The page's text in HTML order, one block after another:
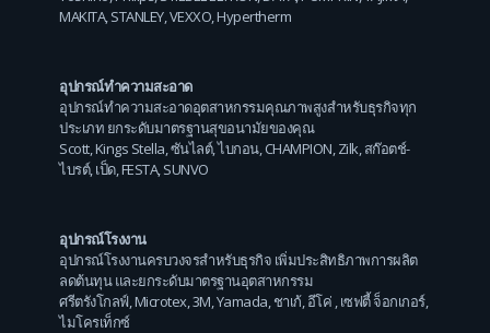
MAKITA,STANLEY,VEXXO,Hypertherm
อุปกรณ์ทำความสะอาด
อุปกรณ์ทำความสะอาดอุตสาหกรรมคุณภาพสูงสำหรับธุรกิจทุก
ประเภท ยกระดับมาตรฐานสุขอนามัยของคุณ
Scott,Kings Stella,ซันไลต์,ไบกอน,CHAMPION,Zilk,สก๊อตช์-
ไบรต์,เป็ด,FESTA,SUNVO
อุปกรณ์โรงงาน
อุปกรณ์โรงงานครบวงจรสำหรับธุรกิจ เพิ่มประสิทธิภาพการผลิต
ลดต้นทุน และยกระดับมาตรฐานอุตสาหกรรม
ศรีตรังโกลฟ์,Microtex,3M,Yamada,ชาเก้,อีโค่ ,เซฟตี้ จ็อกเกอร์,
ไมโครเท็กซ์